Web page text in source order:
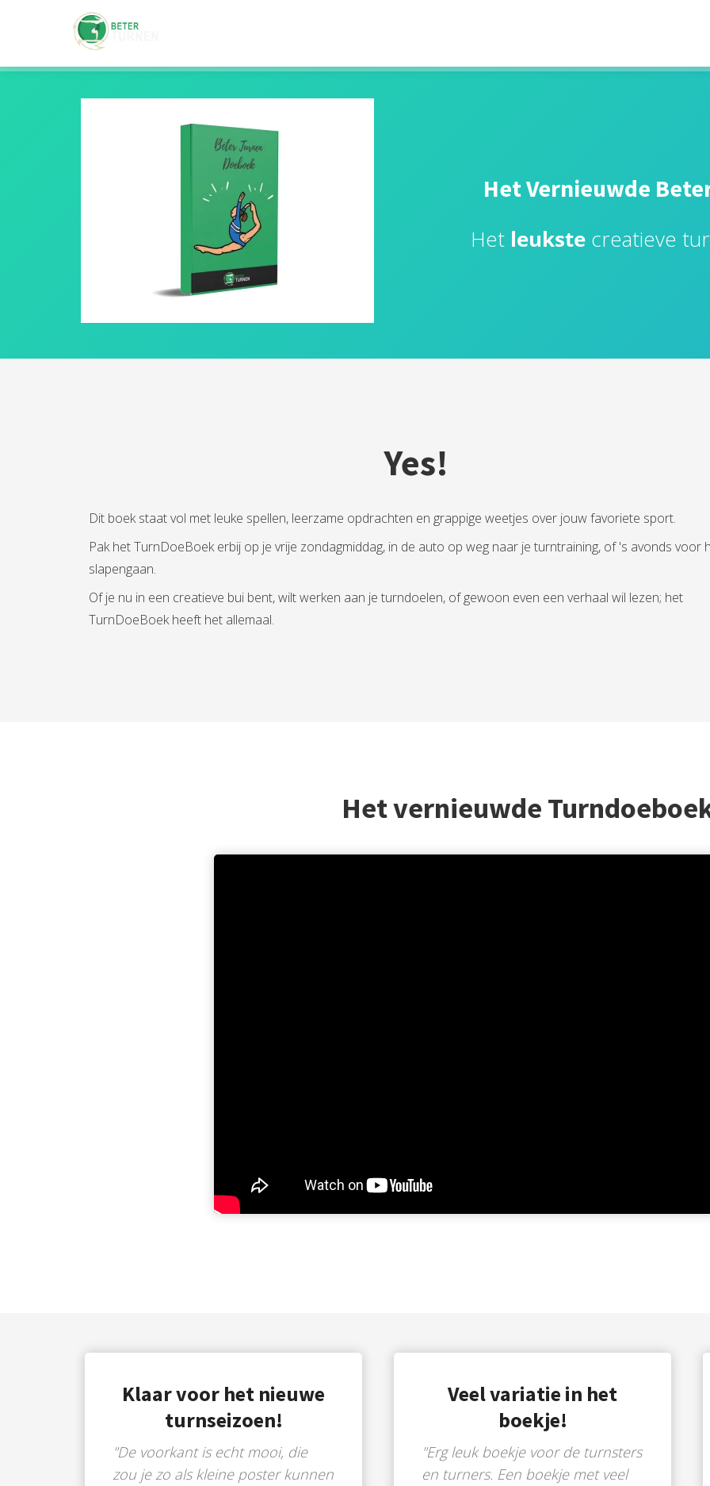
Het Vernieuwde
Het leukstecreatieve
Yes!
Dit boek staat vol met leuke spellen, leerzame opdrachten en grappige weetjes over jouw favoriete sport.
Pak het TurnDoeBoek erbij op je vrije zondagmiddag, in de auto op weg naar je turntraining, of 's avonds voor
slapengaan.
Of je nu in een creatieve bui bent, wilt werken aan je turndoelen, of gewoon even een verhaal wil lezen; het
TurnDoeBoek heeft het allemaal.
Het vernieuwde
Klaar voor het nieuwe
turnseizoen!
"De voorkant is echt mooi, die
zou je zo als kleine poster kunnen
Veel variatie in het
boekje!
"Erg leuk boekje voor de turnsters
en turners. Een boekje met veel